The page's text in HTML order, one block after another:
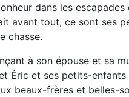
dans les
avant tout, ce sont ses
chasse.
à son épouse et sa
Éric et ses petits-enfants
beaux-frères et belles-